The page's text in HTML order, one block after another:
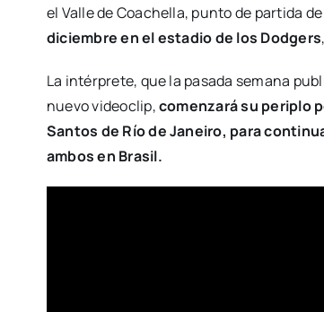
el Valle de Coachella, punto de partida
diciembre en el estadio de los Dodgers
La intérprete, que la pasada semana
nuevo videoclip,comenzará su periplo
Santos de Río de Janeiro, para
ambos en Brasil.